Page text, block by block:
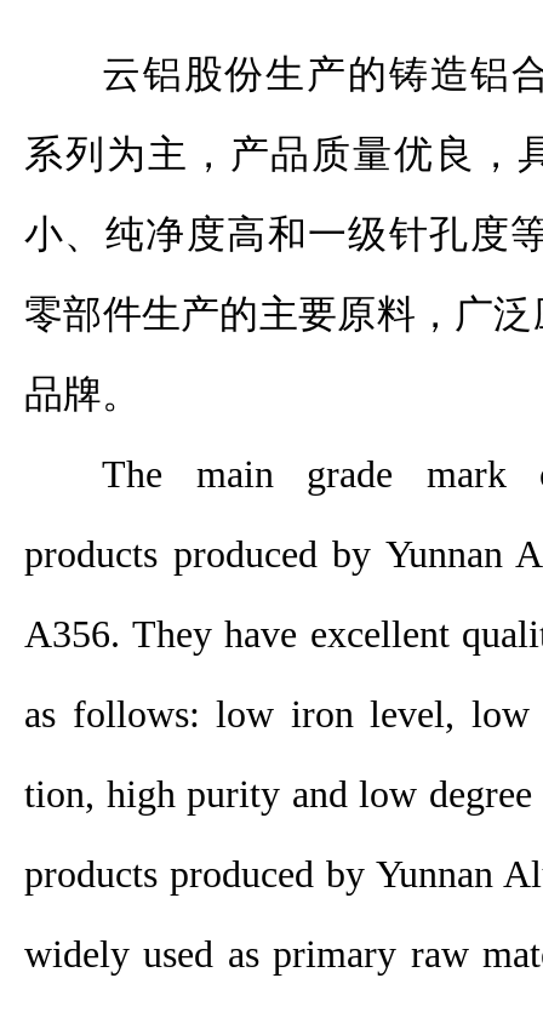
云铝股份生产的铸造铝
系列为主，产品质量优良，
小、纯净度高和一级针孔度
零部件生产的主要原料，广
品牌。
The main grade mark
products produced by Yunnan
A356. They have excellent
as follows: low iron level, low
tion, high purity and low
products produced by Yunnan
widely used as primary raw